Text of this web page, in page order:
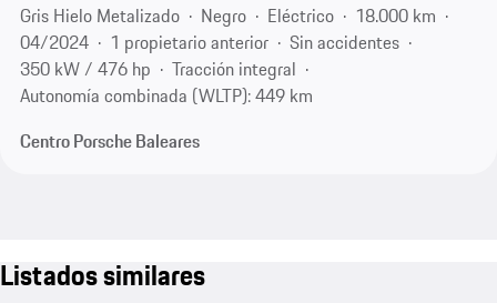
Gris Hielo Metalizado
Negro Eléctrico
18.000 km
04/2024
1 propietario anterior
Sin accidentes
350 kW / 476 hp
Tracción integral
Autonomía combinada (WLTP): 449 km
Centro Porsche Baleares
Listados similares